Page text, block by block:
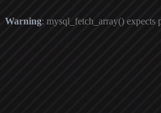
Warning: mysql_fetch_array() expects